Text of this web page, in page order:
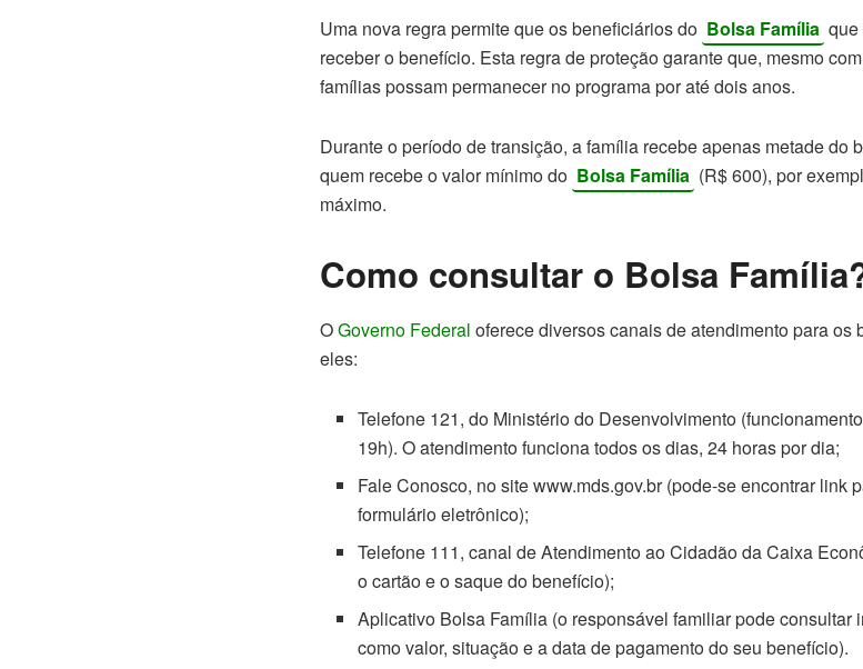
Uma nova regra permite que os beneficiários do Bolsa Família que
receber o benefício. Esta regra de proteção garante que, mesmo
famílias possam permanecer no programa por até dois anos.
Durante o período de transição, a família recebe apenas metade do
quem recebe o valor mínimo do Bolsa Família (R$ 600), por
máximo.
Como consultar o Bolsa
OGoverno Federal oferece diversos canais de atendimento para os
eles:
Telefone 121, do Ministério do Desenvolvimento
19h). O atendimento funciona todos os dias, 24 horas por dia;
Fale Conosco, no site www.mds.gov.br (pode-se encontrar link
formulário eletrônico);
Telefone 111, canal de Atendimento ao Cidadão da Caixa
o cartão e o saque do benefício);
Aplicativo Bolsa Família (o responsável familiar pode consultar
como valor, situação e a data de pagamento do seu benefício).